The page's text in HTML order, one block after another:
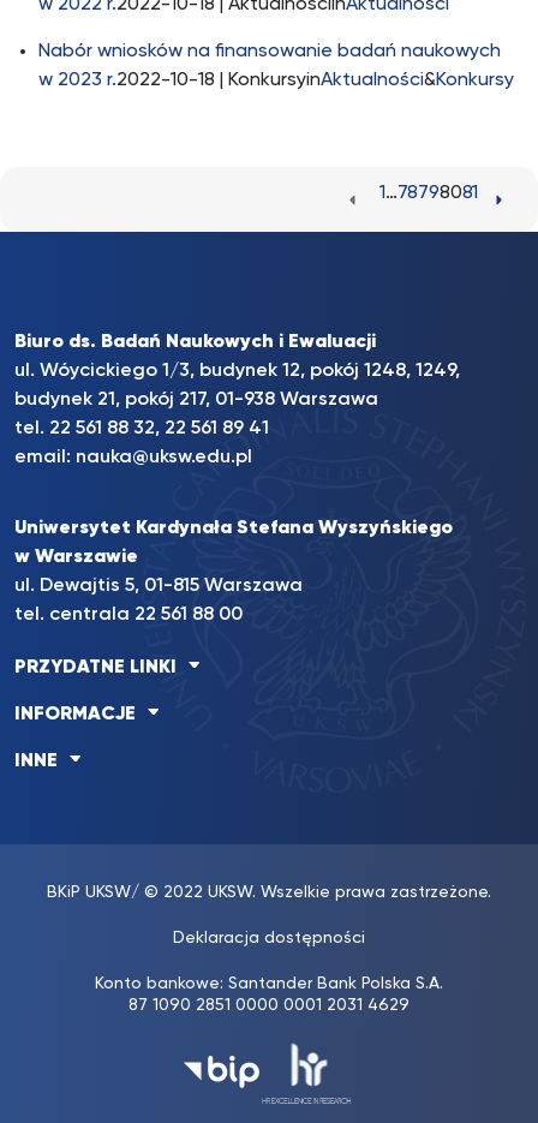
w 2022 r.2022-10-18 | AktualnościinAktualności
Nabór wniosków na finansowanie badań naukowych
w 2023 r.2022-10-18 | KonkursyinAktualności&Konkursy
1…78798081
Biuro ds. Badań Naukowych i Ewaluacji
ul. Wóycickiego 1/3, budynek 12, pokój 1248, 1249,
budynek 21, pokój 217, 01-938 Warszawa
tel. 22 561 88 32, 22 561 89 41
email: nauka@uksw.edu.pl
Uniwersytet Kardynała Stefana Wyszyńskiego
w Warszawie
ul. Dewajtis 5, 01-815 Warszawa
tel. centrala 22 561 88 00
PRZYDATNE LINKI
INFORMACJE
INNE
BKiP UKSW/ © 2022 UKSW. Wszelkie prawa zastrzeżone.
Deklaracja dostępności
Konto bankowe: Santander Bank Polska S.A.
87 1090 2851 0000 0001 2031 4629